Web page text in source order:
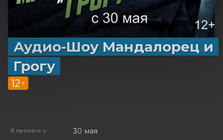
Аудио-Шоу Мандалорец и
Грогу
12 +
В прокате с 30 мая